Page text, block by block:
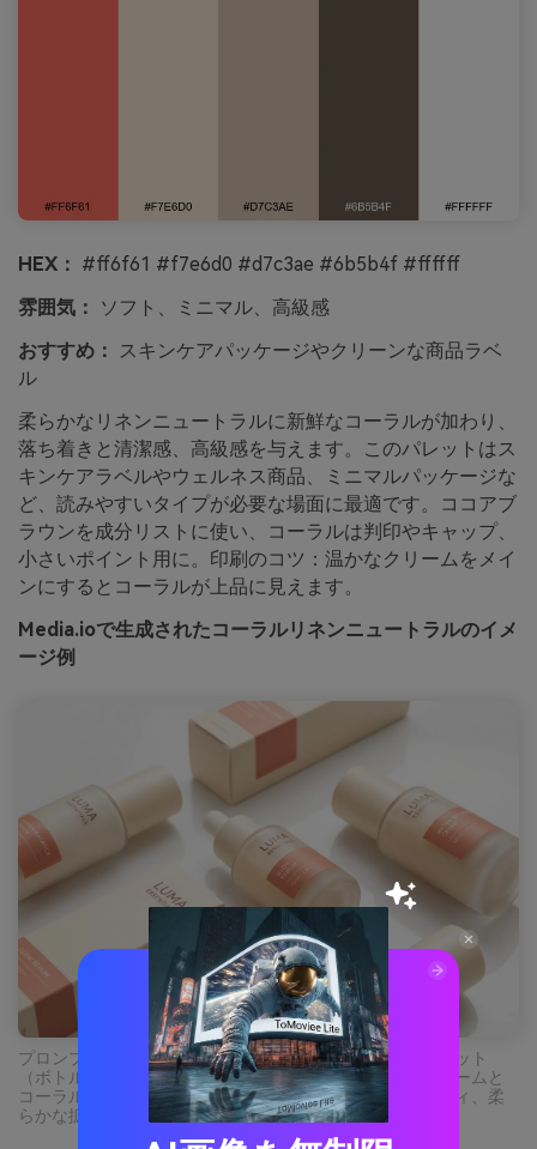
HEX： #ff6f61 #f7e6d0 #d7c3ae #6b5b4f #ffffff
雰囲気：
ソフト、ミニマル、高級感
おすすめ： スキンケアパッケージやクリーンな商品ラベ
ル
柔らかなリネンニュートラルに新鮮なコーラルが加わり、
落ち着きと清潔感、高級感を与えます。このパレットはス
キンケアラベルやウェルネス商品、ミニマルパッケージな
ど、読みやすいタイプが必要な場面に最適です。ココアブ
ラウンを成分リストに使い、コーラルは判印やキャップ、
小さいポイント用に。印刷のコツ：温かなクリームをメイ
ンにするとコーラルが上品に見えます。
Media.ioで生成されたコーラルリネンニュートラルのイメ
ージ例
プロンプト：純白背景にミニマルスキンケアパッケージセット
（ボトル・箱）のリアルなスタジオショット、温かいクリームと
コーラルラベルアクセント、ココアブラウンタイポグラフィ、柔
らかな拡散光、高級感のあるクリーン美学 --ar 3:2